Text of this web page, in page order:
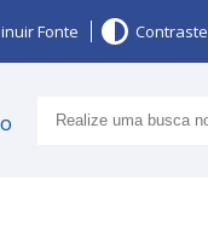
Fonte Contraste